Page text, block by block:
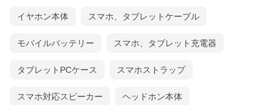
イヤホン本体 スマホ、タブレットケーブル
モバイルバッテリー スマホ、タブレット充電器
タブレットPCケース スマホストラップ
スマホ対応スピーカー ヘッドホン本体